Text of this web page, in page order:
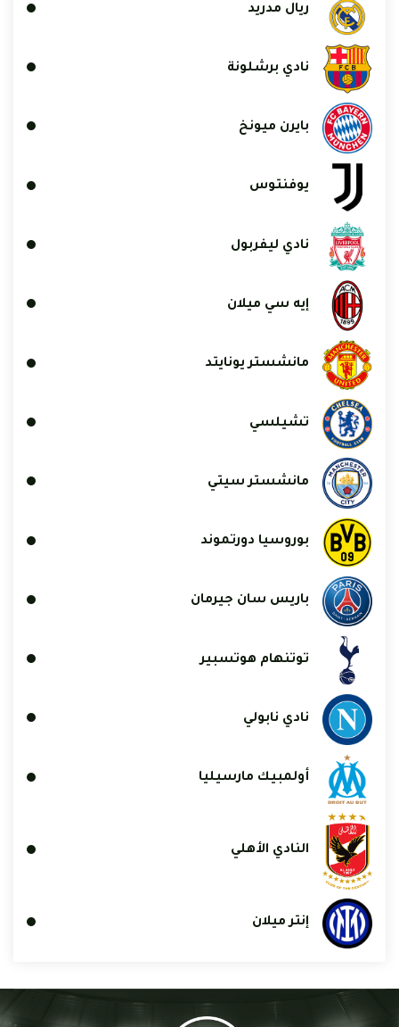
ريال مدريد
نادي برشلونة
بايرن ميونخ
يوفنتوس
نادي ليفربول
إيه سي ميلان
مانشستر يونايتد
تشيلسي
مانشستر سيتي
بوروسيا دورتموند
باريس سان جيرمان
توتنهام هوتسبير
نادي نابولي
أولمبيك مارسيليا
النادي الأهلي
إنتر ميلان